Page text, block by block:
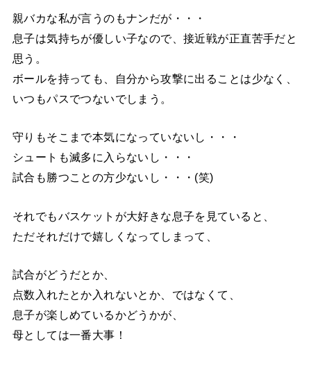
親バカな私が言うのもナンだが・・・
息子は気持ちが優しい子なので、接近戦が正直苦手だと
思う。
ボールを持っても、自分から攻撃に出ることは少なく、
いつもパスでつないでしまう。
守りもそこまで本気になっていないし・・・
シュートも滅多に入らないし・・・
試合も勝つことの方少ないし・・・(笑)
それでもバスケットが大好きな息子を見ていると、
ただそれだけで嬉しくなってしまって、
試合がどうだとか、
点数入れたとか入れないとか、ではなくて、
息子が楽しめているかどうかが、
母としては一番大事！